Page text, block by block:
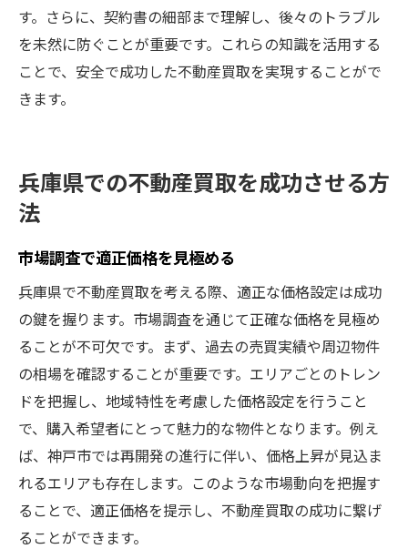
す。さらに、契約書の細部まで理解し、後々のトラブル
を未然に防ぐことが重要です。これらの知識を活用する
ことで、安全で成功した不動産買取を実現することがで
きます。
兵庫県での不動産買取を成功させる方
法
市場調査で適正価格を見極める
兵庫県で不動産買取を考える際、適正な価格設定は成功
の鍵を握ります。市場調査を通じて正確な価格を見極め
ることが不可欠です。まず、過去の売買実績や周辺物件
の相場を確認することが重要です。エリアごとのトレン
ドを把握し、地域特性を考慮した価格設定を行うこと
で、購入希望者にとって魅力的な物件となります。例え
ば、神戸市では再開発の進行に伴い、価格上昇が見込ま
れるエリアも存在します。このような市場動向を把握す
ることで、適正価格を提示し、不動産買取の成功に繋げ
ることができます。